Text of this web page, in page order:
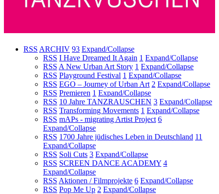
RSS ARCHIV 93 Expand/Collapse
RSS I Have Dreamed It Again 1 Expand/Collapse
RSS A New Urban Art Story 1 Expand/Collapse
RSS Playground Festival 1 Expand/Collapse
RSS EGO – Journey of Urban Art 2 Expand/Collapse
RSS Premieren 1 Expand/Collapse
RSS 10 Jahre TANZRAUSCHEN 3 Expand/Collapse
RSS Transforming Movements 1 Expand/Collapse
RSS mAPs - migrating Artist Project 6
Expand/Collapse
RSS 1700 Jahre jüdisches Leben in Deutschland 11
Expand/Collapse
RSS Soli Cuts 3 Expand/Collapse
RSS SCREEN DANCE ACADEMY 4
Expand/Collapse
RSS Aktionen / Filmprojekte 6 Expand/Collapse
RSS Pop Me Up 2 Expand/Collapse